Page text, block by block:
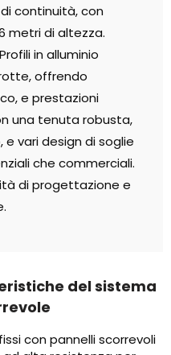
continuità, con
metri di altezza.
in alluminio
offrendo
e prestazioni
una tenuta robusta,
vari design di soglie
che commerciali.
di progettazione e
del sistema
con pannelli scorrevoli